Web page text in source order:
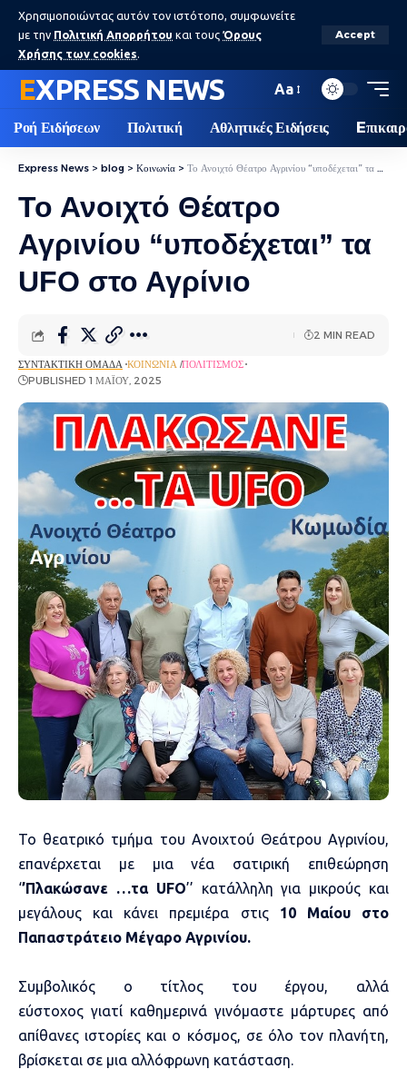
Χρησιμοποιώντας αυτόν τον ιστότοπο, συμφωνείτε
με την Πολιτική Απορρήτου και τους Όρους
Χρήσης των cookies.
Accept
EXPRESS NEWS Aa
Ροή Ειδήσεων Πολιτική Αθλητικές Ειδήσεις
Express News > blog > Κοινωνία > Το Ανοιχτό Θέατρο Αγρινίου “υποδέχεται” τα UFO στο Αγρίνιο
Το Ανοιχτό Θέατρο
Αγρινίου “υποδέχεται” τα
UFO στο Αγρίνιο
ΣΥΝΤΑΚΤΙΚΉ ΟΜΆΔΑ ΚΟΙΝΩΝΊΑ ΠΟΛΙΤΙΣΜΌΣ
PUBLISHED 1 ΜΑΪ́ΟΥ, 2025
2 MIN READ
Το θεατρικό τμήμα του Ανοιχτού Θεάτρου Αγρινίου,
επανέρχεται με μια νέα σατιρική επιθεώρηση
‘’Πλακώσανε …τα UFO’’ κατάλληλη για μικρούς και
μεγάλους και κάνει πρεμιέρα στις 10 Μαίου στο
Παπαστράτειο Μέγαρο Αγρινίου.
Συμβολικός ο τίτλος του έργου, αλλά
εύστοχος γιατί καθημερινά γινόμαστε μάρτυρες από
απίθανες ιστορίες και ο κόσμος, σε όλο τον πλανήτη,
βρίσκεται σε μια αλλόφρωνη κατάσταση.